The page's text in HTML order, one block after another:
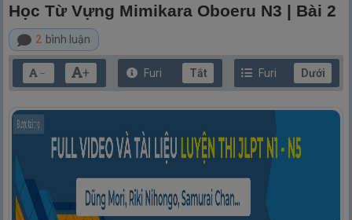
Học Từ Vựng Mimikara Oboeru N3 | Bài 2
2 bình luận
－ + Furi Tắt Furi Dưới